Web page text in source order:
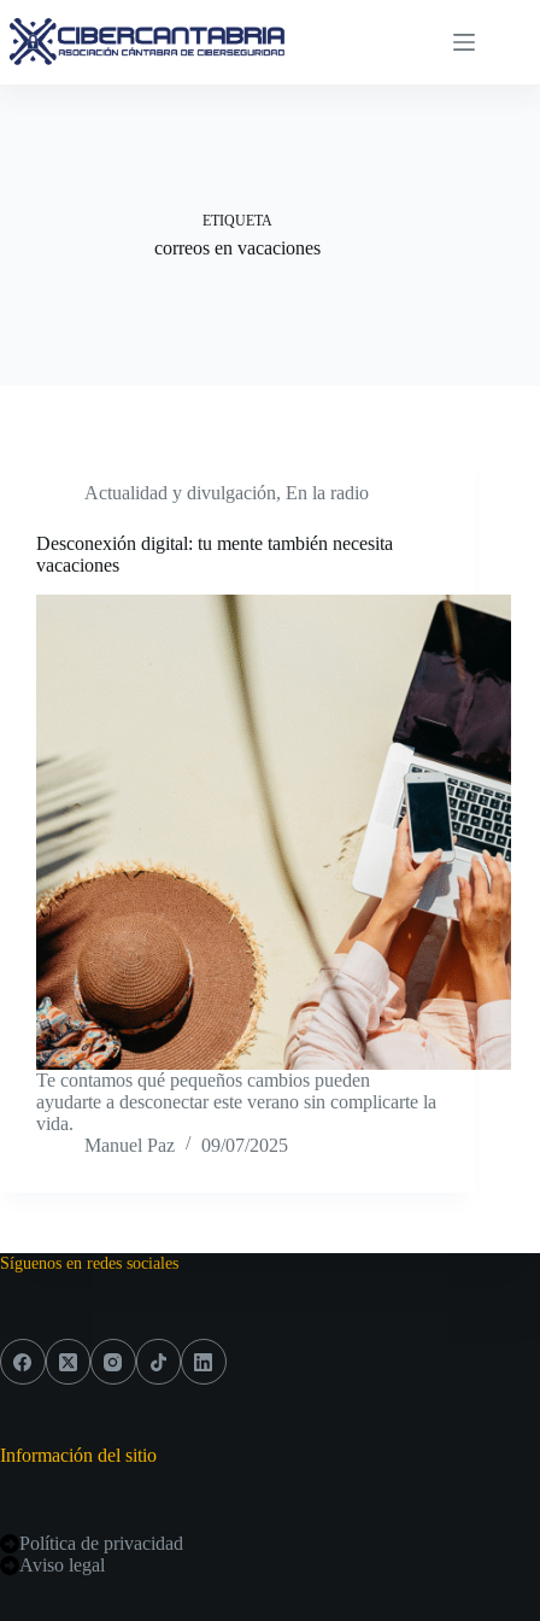
al
contenido
ETIQUETA
correos en vacaciones
Actualidad y divulgación, En la radio
Desconexión digital: tu mente también necesita
vacaciones
Te contamos qué pequeños cambios pueden
ayudarte a desconectar este verano sin complicarte la
vida.
Manuel Paz
09/07/2025
Síguenos en redes sociales
Información del sitio
Política de privacidad
Aviso legal